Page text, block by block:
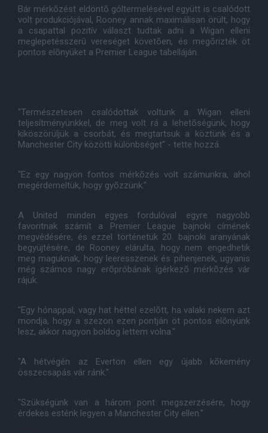
Bár mérkõzést eldöntõ góltermelésével együtt is csalódott
volt produkciójával, Rooney annak maximálisan örült, hogy
a csapattal pozitív választ tudtak adni a Wigan elleni
meglepetésszerû vereséget követõen, és megõrizték öt
pontos elõnyüket a Premier League tabelláján.
"Természetesen csalódottak voltunk a Wigan elleni
teljesítményünkkel, de meg volt rá a lehetõségünk, hogy
kiköszörüljük a csorbát, és megtartsuk a köztünk és a
Manchester City közötti különbséget" - tette hozzá.
"Ez egy nagyon fontos mérkõzés volt számunkra, ahol
megérdemeltük, hogy gyõzzünk."
A United minden egyes fordulóval egyre nagyobb
favoritnak számít a Premier League bajnoki címének
megvédésére, és ezzel történetük 20. bajnoki aranyának
begyüjtésére, de Rooney elárulta, hogy nem engedhetik
meg maguknak, hogy leeresszenek és pihenjenek, ugyanis
még számos nagy erõpróbának ígérkezõ mérkõzés vár
rájuk.
"Egy hónappal, vagy hat héttel ezelõtt, ha valaki nekem azt
mondja, hogy a szezon ezen pontján öt pontos elõnyünk
lesz, akkor nagyon boldog lettem volna."
"A hétvégén az Everton ellen egy újabb kõkemény
összecsapás vár ránk."
"Szükségünk van a három pont megszerzésére, hogy
érdekes esténk legyen a Manchester City ellen."